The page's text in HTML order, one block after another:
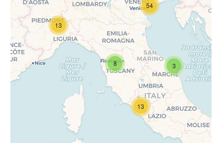
3
13
13
8
54